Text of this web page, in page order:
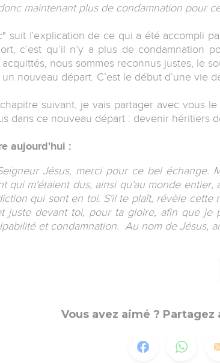
donc maintenant plus de condamnation pour
suit l’explication de ce qui a été accompli
c’est qu’il n’y a plus de condamnation
acquittés, nous sommes reconnus justes, le
nouveau départ. C’est le début d’une vie
suivant, je vais partager avec vous
dans ce nouveau départ : devenir héritiers
aujourd'hui :
Jésus, merci pour ce bel échange.
qui m'étaient dus, ainsi qu'au monde
qui sont en toi. S'il te plaît, révèle
juste devant toi, pour ta gloire, afin que je
et condamnation. Au nom de Jésus,
Vous avez aimé ? Partagez